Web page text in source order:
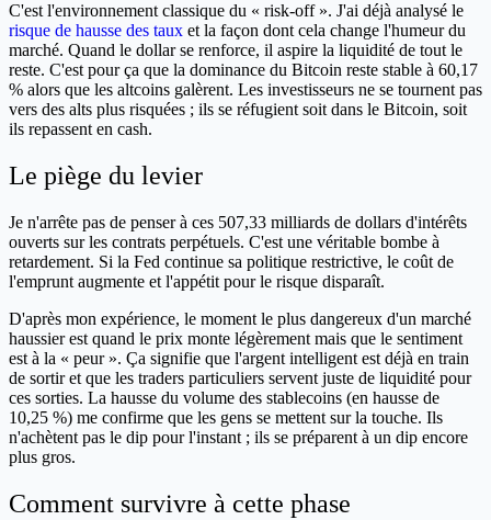
C'est l'environnement classique du « risk-off ». J'ai déjà analysé le
risque de hausse des taux et la façon dont cela change l'humeur du
marché. Quand le dollar se renforce, il aspire la liquidité de tout le
reste. C'est pour ça que la dominance du Bitcoin reste stable à 60,17
% alors que les altcoins galèrent. Les investisseurs ne se tournent pas
vers des alts plus risquées ; ils se réfugient soit dans le Bitcoin, soit
ils repassent en cash.
Le piège du levier
Je n'arrête pas de penser à ces 507,33 milliards de dollars d'intérêts
ouverts sur les contrats perpétuels. C'est une véritable bombe à
retardement. Si la Fed continue sa politique restrictive, le coût de
l'emprunt augmente et l'appétit pour le risque disparaît.
D'après mon expérience, le moment le plus dangereux d'un marché
haussier est quand le prix monte légèrement mais que le sentiment
est à la « peur ». Ça signifie que l'argent intelligent est déjà en train
de sortir et que les traders particuliers servent juste de liquidité pour
ces sorties. La hausse du volume des stablecoins (en hausse de
10,25 %) me confirme que les gens se mettent sur la touche. Ils
n'achètent pas le dip pour l'instant ; ils se préparent à un dip encore
plus gros.
Comment survivre à cette phase